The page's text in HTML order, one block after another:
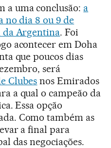
a uma conclusão: a
no dia 8 ou 9 de
da Argentina. Foi
acontecer em Doha
que poucos dias
será
Clubes nos Emirados
a qual o campeão da
Essa opção
Como também as
a final para
das negociações.